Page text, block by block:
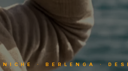
· BERLENGA ·